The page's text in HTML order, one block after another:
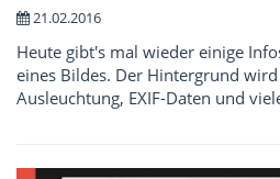
21.02.2016
Heute gibt's mal wieder einige
eines Bildes. Der Hintergrund
Ausleuchtung, EXIF-Daten und